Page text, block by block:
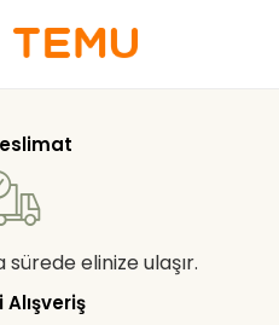
sürede elinize ulaşır.